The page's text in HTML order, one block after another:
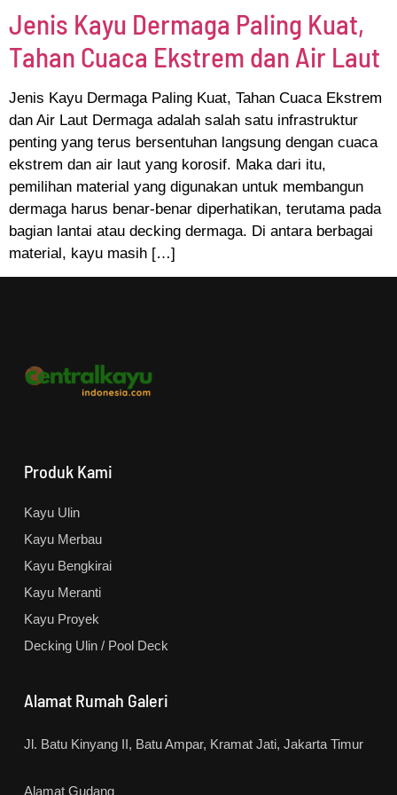
Jenis Kayu Dermaga Paling Kuat,
Tahan Cuaca Ekstrem dan Air Laut
Jenis Kayu Dermaga Paling Kuat, Tahan Cuaca Ekstrem
dan Air Laut Dermaga adalah salah satu infrastruktur
penting yang terus bersentuhan langsung dengan cuaca
ekstrem dan air laut yang korosif. Maka dari itu,
pemilihan material yang digunakan untuk membangun
dermaga harus benar-benar diperhatikan, terutama pada
bagian lantai atau decking dermaga. Di antara berbagai
material, kayu masih […]
Produk Kami
Kayu Ulin
Kayu Merbau
Kayu Bengkirai
Kayu Meranti
Kayu Proyek
Decking Ulin / Pool Deck
Alamat Rumah Galeri
Jl. Batu Kinyang II, Batu Ampar, Kramat Jati, Jakarta Timur
Alamat Gudang